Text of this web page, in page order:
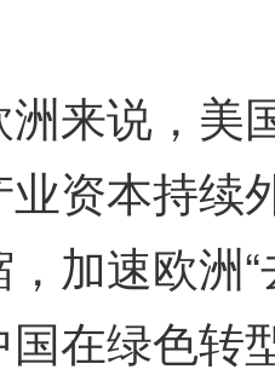
说，美
资本持续
加速欧洲
在绿色转